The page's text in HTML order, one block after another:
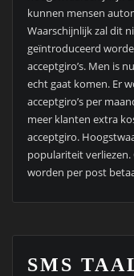
kunnen mensen
Waarschijnlijk zal dit
geïntroduceerd
acceptgiro’s. Men is
echt gaat komen. Er
acceptgiro’s per
meer klanten extra
acceptgiro.
populariteit verliezen.
worden per post
SMS